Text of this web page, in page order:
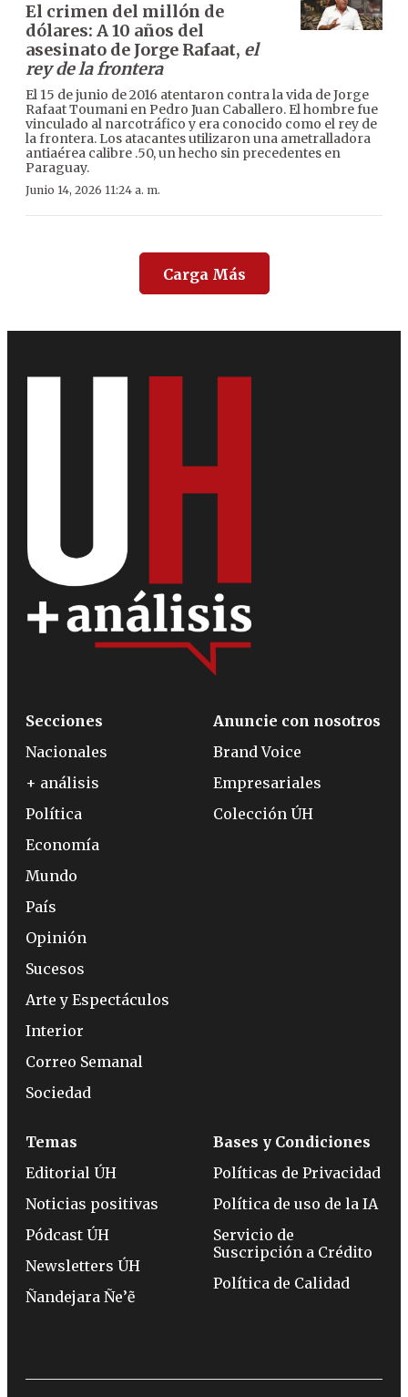
El crimen del millón de
dólares: A 10 años del
asesinato de Jorge Rafaat, el
rey de la frontera
El 15 de junio de 2016 atentaron contra la vida de Jorge
Rafaat Toumani en Pedro Juan Caballero. El hombre fue
vinculado al narcotráfico y era conocido como el rey de
la frontera. Los atacantes utilizaron una ametralladora
antiaérea calibre .50, un hecho sin precedentes en
Paraguay.
Junio 14, 2026 11:24 a. m.
Carga Más
Secciones
Nacionales
+ análisis
Política
Economía
Mundo
País
Opinión
Sucesos
Arte y Espectáculos
Interior
Correo Semanal
Sociedad
Anuncie con nosotros
Brand Voice
Empresariales
Colección ÚH
Temas
Editorial ÚH
Noticias positivas
Pódcast ÚH
Newsletters ÚH
Ñandejara Ñe’ẽ
Bases y Condiciones
Políticas de Privacidad
Política de uso de la IA
Servicio de
Suscripción a Crédito
Política de Calidad